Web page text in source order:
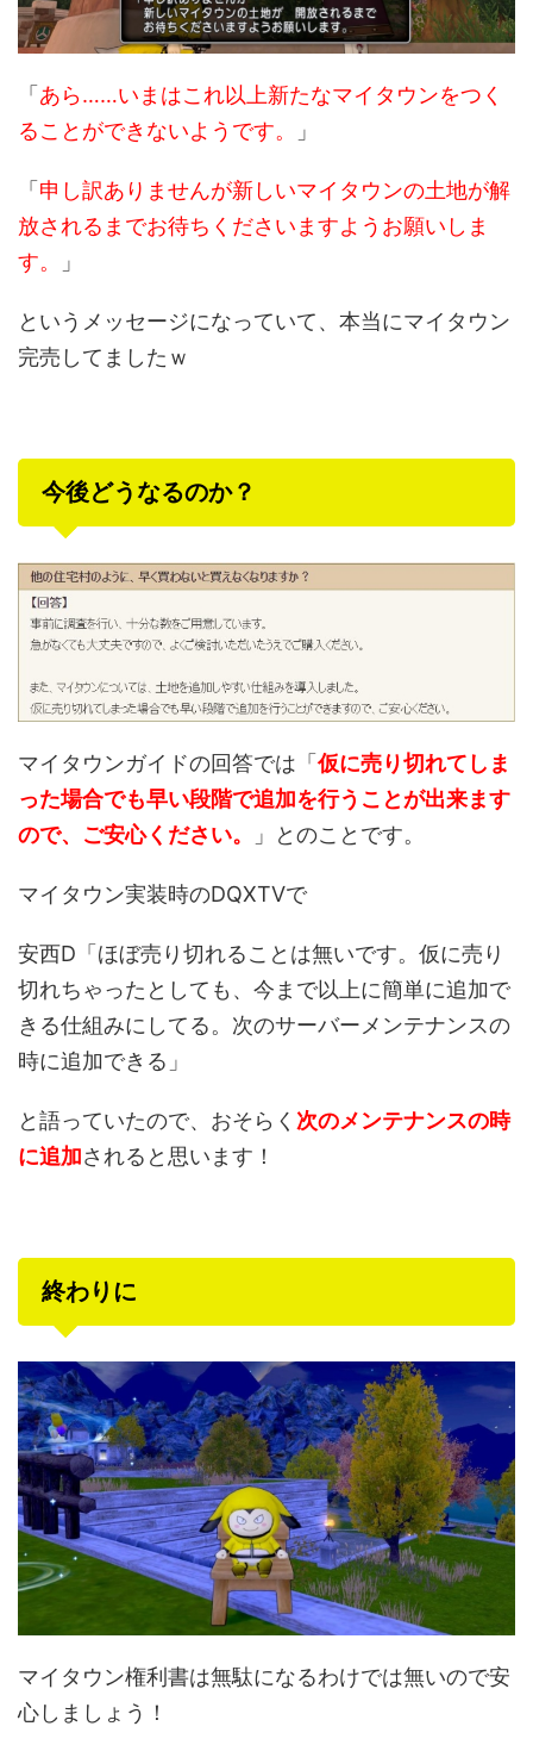
「あら……いまはこれ以上新たなマイタウンをつく
ることができないようです。
」
「申し訳ありませんが新しいマイタウンの土地が解
放されるまでお待ちくださいますようお願いしま
す。
」
というメッセージになっていて、本当にマイタウン
完売してましたｗ
今後どうなるのか？
マイタウンガイドの回答では「仮に売り切れてしま
った場合でも早い段階で追加を行うことが出来ます
ので、ご安心ください。
」とのことです。
マイタウン実装時のDQXTVで
安西D「ほぼ売り切れることは無いです。仮に売り
切れちゃったとしても、今まで以上に簡単に追加で
きる仕組みにしてる。次のサーバーメンテナンスの
時に追加できる」
と語っていたので、おそらく 次のメンテナンスの時
に追加されると思います！
終わりに
マイタウン権利書は無駄になるわけでは無いので安
心しましょう！